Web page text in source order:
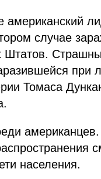
американский
случае
Штатов.
при
Томаса
населения.